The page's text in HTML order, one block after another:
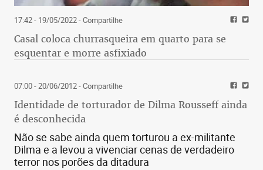
17:42 - 19/05/2022- Compartilhe
Casal coloca churrasqueira em quarto para se
esquentar e morre asfixiado
07:00 - 20/06/2012- Compartilhe
Identidade de torturador de Dilma Rousseff ainda
é desconhecida
Não se sabe ainda quem torturou a ex-militante
Dilma e a levou a vivenciar cenas de verdadeiro
terror nos porões da ditadura